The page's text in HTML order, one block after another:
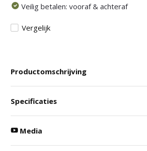
Veilig betalen: vooraf & achteraf
Vergelijk
Productomschrijving
Specificaties
Media